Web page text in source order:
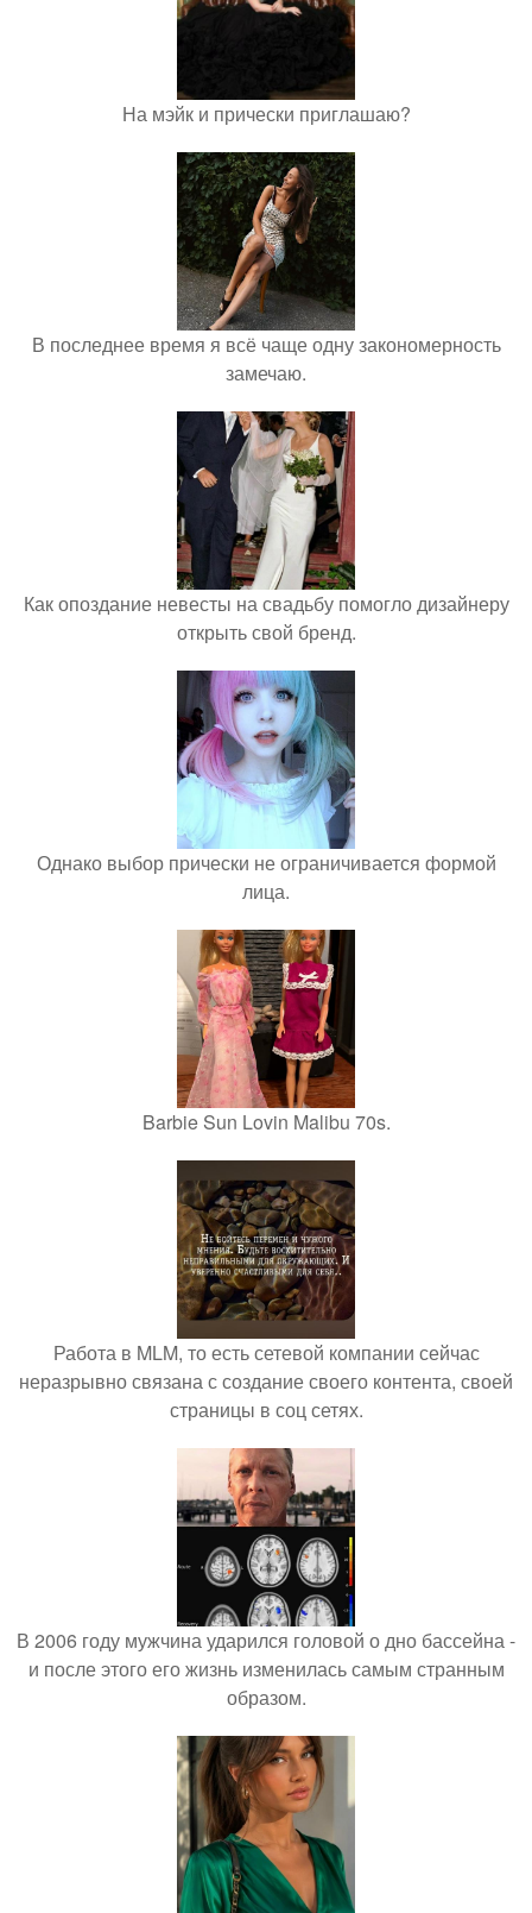
На мэйк и прически приглашаю?
В последнее время я всё чаще одну закономерность
замечаю.
Как опоздание невесты на свадьбу помогло дизайнеру
открыть свой бренд.
Однако выбор прически не ограничивается формой
лица.
Barbie Sun Lovin Malibu 70s.
Работа в MLM, то есть сетевой компании сейчас
неразрывно связана с создание своего контента, своей
страницы в соц сетях.
В 2006 году мужчина ударился головой о дно бассейна -
и после этого его жизнь изменилась самым странным
образом.